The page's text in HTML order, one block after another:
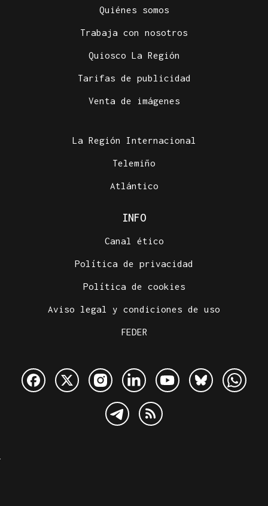
Quiénes somos
Trabaja con nosotros
Quiosco La Región
Tarifas de publicidad
Venta de imágenes
La Región Internacional
Telemiño
Atlántico
INFO
Canal ético
Política de privacidad
Política de cookies
Aviso legal y condiciones de uso
FEDER